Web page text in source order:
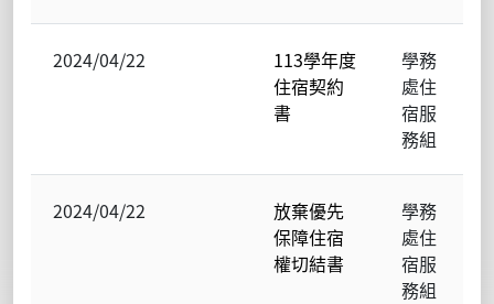
2024/04/22
113學年度
住宿契約
書
學務
處住
宿服
務組
2024/04/22
放棄優先
保障住宿
權切結書
學務
處住
宿服
務組